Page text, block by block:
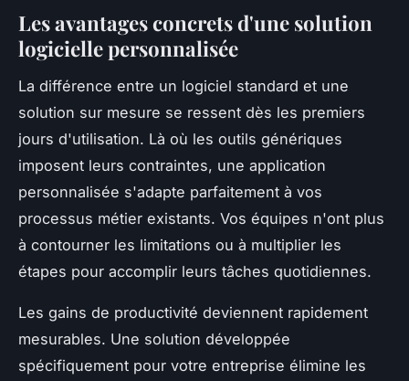
Les avantages concrets d'une solution
logicielle personnalisée
La différence entre un logiciel standard et une
solution sur mesure se ressent dès les premiers
jours d'utilisation. Là où les outils génériques
imposent leurs contraintes, une application
personnalisée s'adapte parfaitement à vos
processus métier existants. Vos équipes n'ont plus
à contourner les limitations ou à multiplier les
étapes pour accomplir leurs tâches quotidiennes.
Les gains de productivité deviennent rapidement
mesurables. Une solution développée
spécifiquement pour votre entreprise élimine les